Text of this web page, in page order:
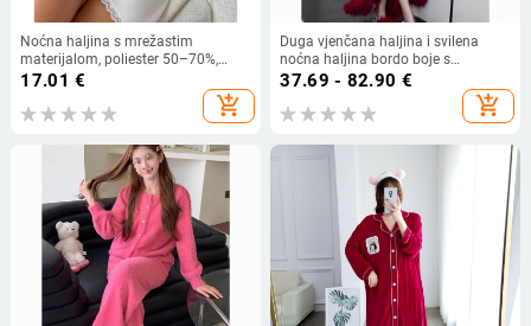
Noćna haljina s mrežastim
materijalom, poliester 50–70%,
ultra-tanka 81–100 g/m², bez
17.01 €
add_shopping_cart
Duga vjenčana haljina i svilena
noćna haljina bordo boje s
ukrasom od perja
37.69 - 82.90 €
add_shopping_cart